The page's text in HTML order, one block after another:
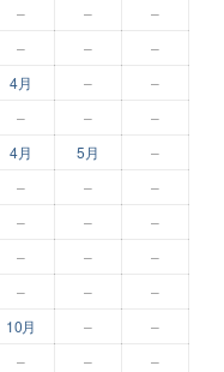
– –
–
– – –
4月 –
–
– – –
4月 5月
–
– – –
– –
–
– – –
– –
–
10月 – –
– –
–